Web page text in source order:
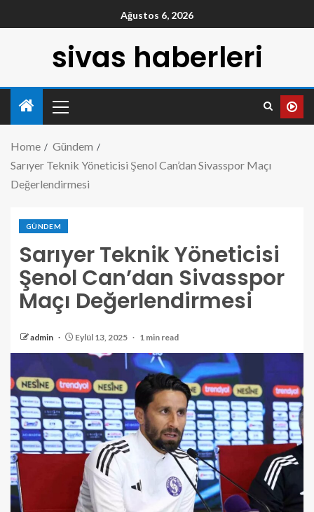
Ağustos 6, 2026
sivas haberleri
Home
Gündem
Sarıyer Teknik Yöneticisi Şenol Can’dan Sivasspor Maçı
Değerlendirmesi
GÜNDEM
Sarıyer Teknik Yöneticisi
Şenol Can’dan Sivasspor
Maçı Değerlendirmesi
admin Eylül 13, 2025 1 min read